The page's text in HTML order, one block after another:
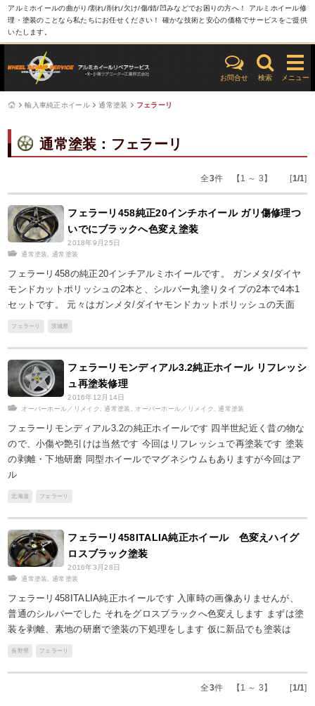
アルミホイールの曲がり/割れ/削れ/欠け/傷/錆/凹みなどでお困りの方へ！ アルミホイール修
理・塗装のことなら私たちにお任せください！ 確かな技術と安心の価格でサービスをご提供
いたします。
お問合せ 検索 メニュー
輸入車純正ホイール 通常塗装 フェラーリ
通常塗装：フェラーリ
全3件 【1 ～ 3】 [1/1]
フェラーリ458純正20インチホイール ガリ傷修理つ
いでにブラックへ色変え塗装
2018年9月25日
通常塗装 , 通常塗装
フェラーリ458の純正20インチアルミホイールです。 ガンメタ/ダイヤ
モンドカットポリッシュの2本と、シルバー丸塗りタイプの2本で4本1
セットです。 元々はガンメタ/ダイヤモンドカットポリッシュの天面
フェラーリ 茨城県
フェラーリモンディアル3.2純正ホイール リフレッシ
ュ再塗装修理
2016年12月14日
オーバーホール／リメイク , 通常塗装 , オーバーホール／リメイク , 通常塗装
フェラーリモンディアル3.2の純正ホイールです 四半世紀近く昔の物な
ので、小傷や艶引けは当然です 今回はリフレッシュで再塗装です 塗装
の剥離・下地研磨 同型ホイールでマグネシウムもありますが今回はア
ル
北海道 フェラーリ
フェラーリ458ITALIA純正ホイール 色変えハイグ
ロスブラック塗装
2016年3月28日
通常塗装 , 通常塗装
フェラーリ458ITALIA純正ホイールです 入庫時の画像ありませんが、
普通のシルバーでした それをグロスブラックへ色変えします まずは塗
装を剥離、素地の研磨で塗装の下処理をします 仮に新品でも塗装は
長野県 フェラーリ
全3件 【1 ～ 3】 [1/1]